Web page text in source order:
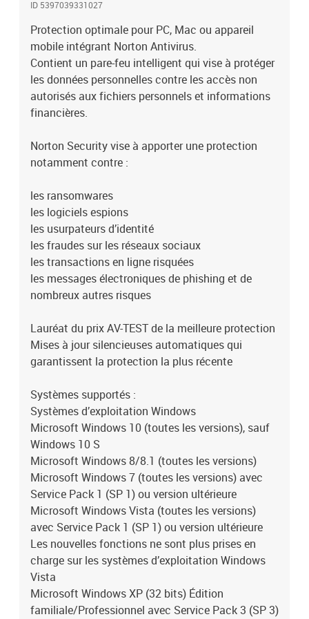
Service Pack 1 (SP 1) ou version ultérieureMicrosoft Windows
Vista (toutes les versions) avec Service Pack 1 (SP 1) ou version
ultérieureLes nouvelles fonctions ne sont plus prises en charge sur
les systèmes d’exploitation Windows VistaMicrosoft Windows XP
(32 bits) Édition familiale/Professionnel avec Service Pack 3 (SP
3) ou version ultérieureSystèmes d’exploitation MacVersion
actuelle et deux versions précédentes de Mac OSSystèmes
d’exploitation AndroidAndroid 4.0.3 ou version
version ultérieure requise pour l’application Android Norton
Family PremierSystèmes d’exploitation iOSiOS 8 ou version
ID 5397039331027
Protection optimale pour PC, Mac ou appareil
mobile intégrant Norton Antivirus.
Contient un pare-feu intelligent qui vise à protéger
les données personnelles contre les accès non
autorisés aux fichiers personnels et informations
financières.
Norton Security vise à apporter une protection
notamment contre :
les ransomwares
les logiciels espions
les usurpateurs d’identité
les fraudes sur les réseaux sociaux
les transactions en ligne risquées
les messages électroniques de phishing et de
nombreux autres risques
Lauréat du prix AV-TEST de la meilleure protection
Mises à jour silencieuses automatiques qui
garantissent la protection la plus récente
Systèmes supportés :
Systèmes d’exploitation Windows
Microsoft Windows 10 (toutes les versions), sauf
Windows 10 S
Microsoft Windows 8/8.1 (toutes les versions)
Microsoft Windows 7 (toutes les versions) avec
Service Pack 1 (SP 1) ou version ultérieure
Microsoft Windows Vista (toutes les versions)
avec Service Pack 1 (SP 1) ou version ultérieure
Les nouvelles fonctions ne sont plus prises en
charge sur les systèmes d’exploitation Windows
Vista
Microsoft Windows XP (32 bits) Édition
familiale/Professionnel avec Service Pack 3 (SP 3)